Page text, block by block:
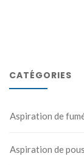
CATÉGORIES
Aspiration de
Aspiration de